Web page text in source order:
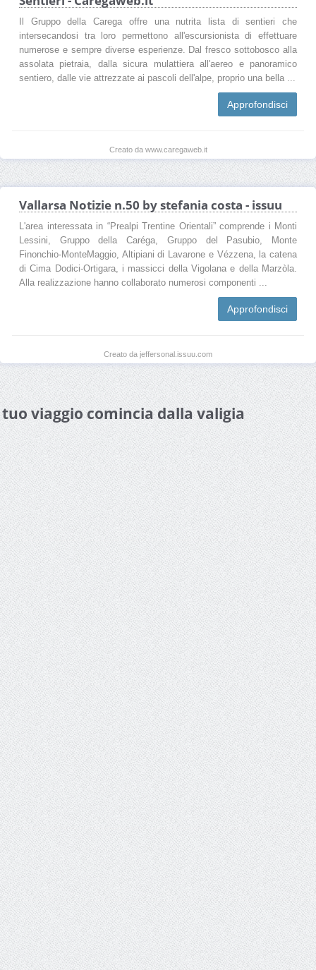
Il Gruppo della Carega offre una nutrita lista di sentieri che
intersecandosi tra loro permettono all'escursionista di effettuare
numerose e sempre diverse esperienze. Dal fresco sottobosco alla
assolata pietraia, dalla sicura mulattiera all'aereo e panoramico
sentiero, dalle vie attrezzate ai pascoli dell'alpe, proprio una bella ...
Approfondisci
Creato da www.caregaweb.it
Vallarsa Notizie n.50 by stefania costa - issuu
L'area interessata in “Prealpi Trentine Orientali” comprende i Monti
Lessini, Gruppo della Caréga, Gruppo del Pasubio, Monte
Finonchio-MonteMaggio, Altipiani di Lavarone e Vézzena, la catena
di Cima Dodici-Ortigara, i massicci della Vigolana e della Marzòla.
Alla realizzazione hanno collaborato numerosi componenti ...
Approfondisci
Creato da jeffersonal.issuu.com
viaggio comincia dalla valigia